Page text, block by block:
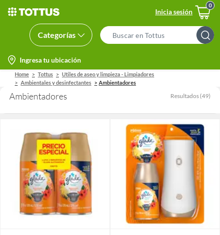
Inicia sesión
Categorías
Search
Bar
location-
icon
Ingresa tu ubicación
Home Tottus
Utiles de aseo y limpieza - Limpiadores
Ambientales y desinfectantes
Ambientadores
Ambientadores Resultados (49)